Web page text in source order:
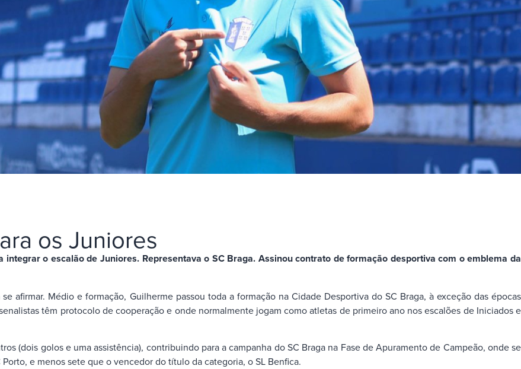
os Juniores
o escalão de Juniores. Representava o SC Braga. Assinou contrato de formação desportiva com o emblema da
afirmar. Médio e formação, Guilherme passou toda a formação na Cidade Desportiva do SC Braga, à exceção das épocas
têm protocolo de cooperação e onde normalmente jogam como atletas de primeiro ano nos escalões de Iniciados e
(dois golos e uma assistência), contribuindo para a campanha do SC Braga na Fase de Apuramento de Campeão, onde se
e menos sete que o vencedor do título da categoria, o SL Benfica.